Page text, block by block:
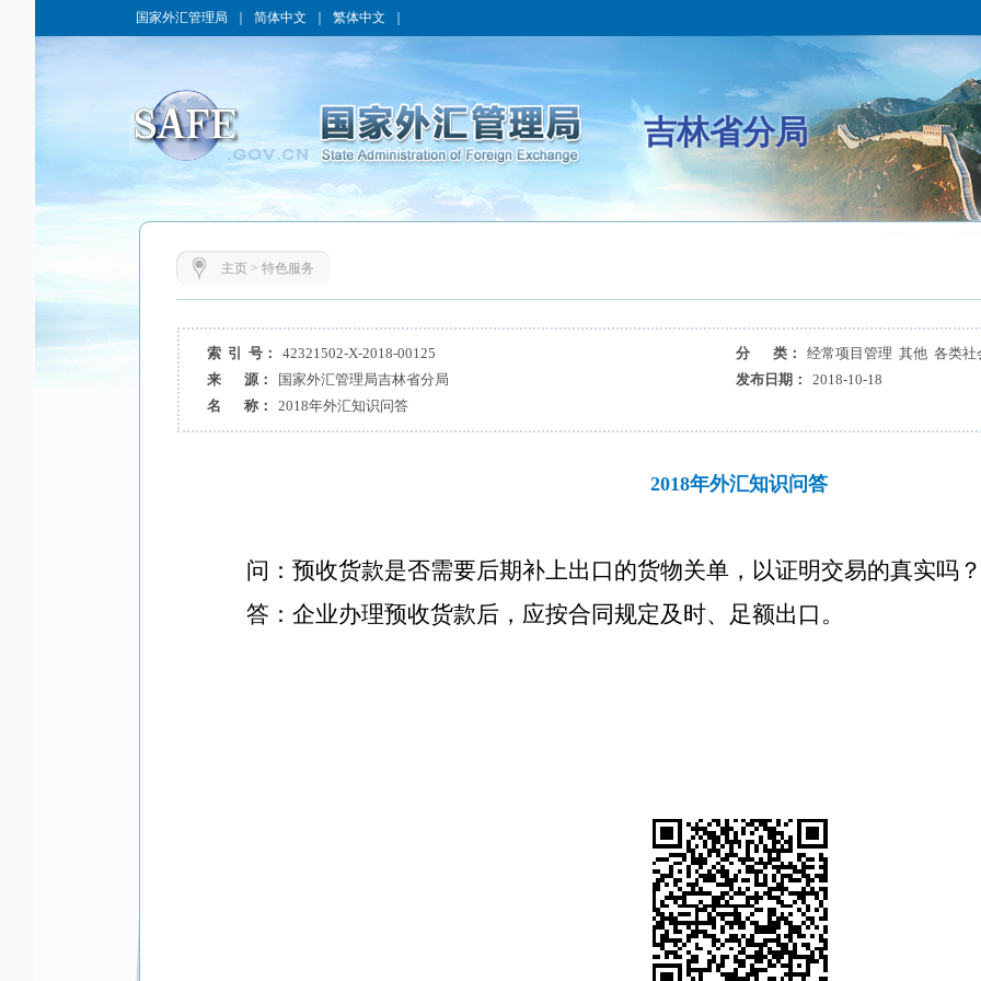
国家外汇管理局 简体中文 繁体中文
吉林省分局
主页> 特色服务
索 引 号： 42321502-X-2018-00125 分 类：
经常项目管理 其他 各类社
来 源：
国家外汇管理局吉林省分局 发布日期：
2018-10-18
名 称：
2018年外汇知识问答
2018年外汇知识问答
问：预收货款是否需要后期补上出口的货物关单，以证明交易的真实吗
答：企业办理预收货款后，应按合同规定及时、足额出口。